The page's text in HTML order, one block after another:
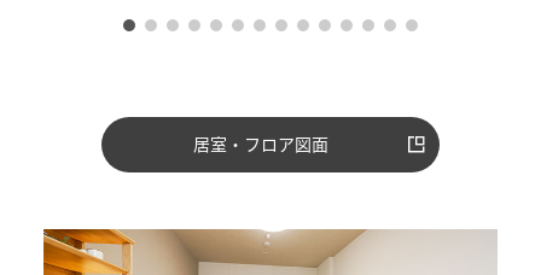
居室・フロア図面